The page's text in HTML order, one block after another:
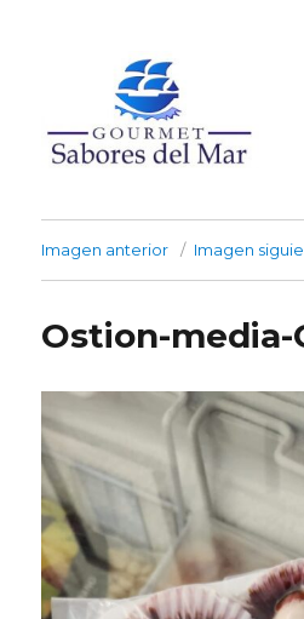
Imagen anterior Imagen
Ostion-media-